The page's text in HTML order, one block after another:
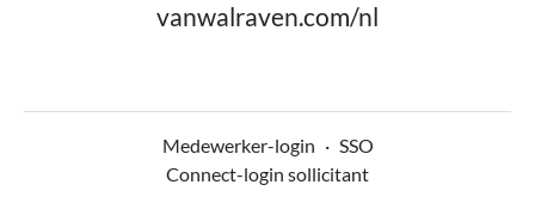
vanwalraven.com/nl
Medewerker-login · SSO
Connect-login sollicitant